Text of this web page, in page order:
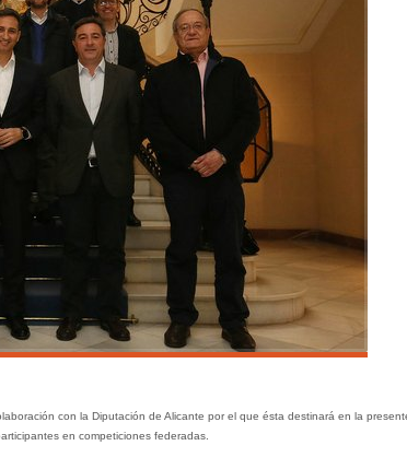
con la Diputación de Alicante por el que ésta destinará en la
en competiciones federadas.